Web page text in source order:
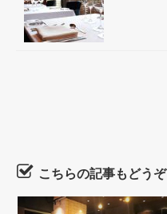
こちらの記事もどうぞ